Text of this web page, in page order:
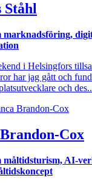
Ståhl
marknadsföring,
i Helsingfors
har jag gått och
och
Cox
måltidsturism, AI-